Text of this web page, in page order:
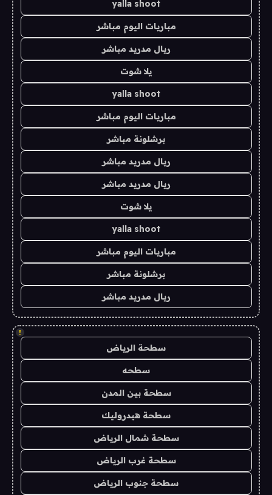
yalla shoot
مباريات اليوم مباشر
ريال مدريد مباشر
يلا شوت
yalla shoot
مباريات اليوم مباشر
برشلونة مباشر
ريال مدريد مباشر
ريال مدريد مباشر
يلا شوت
yalla shoot
مباريات اليوم مباشر
برشلونة مباشر
ريال مدريد مباشر
!
سطحة الرياض
سطحه
سطحة بين المدن
سطحة هيدروليك
سطحة شمال الرياض
سطحة غرب الرياض
سطحة جنوب الرياض